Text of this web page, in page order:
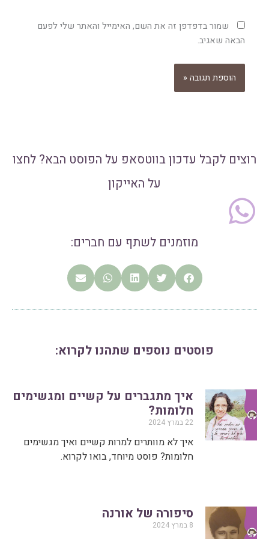
שמור בדפדפן זה את השם, האימייל והאתר שלי לפעם
הבאה שאגיב.
רוצים לקבל עדכון בווטסאפ על הפוסט הבא? לחצו
על האייקון
מוזמנים לשתף עם חברים:
פוסטים נוספים שתהנו לקרוא:
איך מתגברים על קשיים ומגשימים
חלומות?
22 במרץ 2024
איך לא מוותרים למרות קשיים ואיך מגשימים
חלומות? פוסט מיוחד, בואו לקרוא.
סיפורה של אורנה
8 במרץ 2024